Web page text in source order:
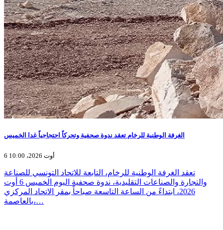
الغرفة الوطنية للرخام تعقد ندوة صحفية وتحركاً احتجاجياً غدا الخميس
6 أوت 2026، 10:00
تعقد الغرفة الوطنية للرخام، التابعة للاتحاد التونسي للصناعة
والتجارة والصناعات التقليدية، ندوة صحفية اليوم الخميس 6 أوت
2026، ابتداءً من الساعة التاسعة صباحاً بمقر الاتحاد المركزي
بالعاصمة،…